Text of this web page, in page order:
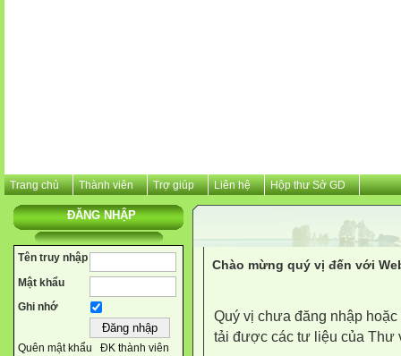
Trang chủ Thành viên Trợ giúp Liên hệ Hộp thư Sở GD
ĐĂNG NHẬP
Tên truy nhập
Mật khẩu
Ghi nhớ
Quên mật khẩu ĐK thành viên
Chào mừng quý vị đến với
Quý vị chưa đăng nhập
tải được các tư liệu của Thư